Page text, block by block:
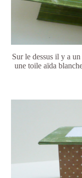
Sur le dessus il y a
une toile aïda